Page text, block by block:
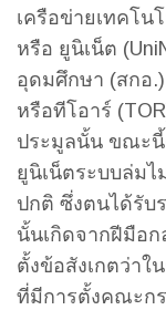
เครือข่ายเทคโน
หรือ ยูนิเน็ต
อุดมศึกษา (สกอ
หรือทีโอาร์
ประมูลนั้น ขณะนี้
ยูนิเน็ตระบบล่มไ
ปกติ ซึ่งตนได้รับ
นั้นเกิดจากฝีมือ
ตั้งข้อสังเกตว่าใ
ที่มีการตั้งคณะก